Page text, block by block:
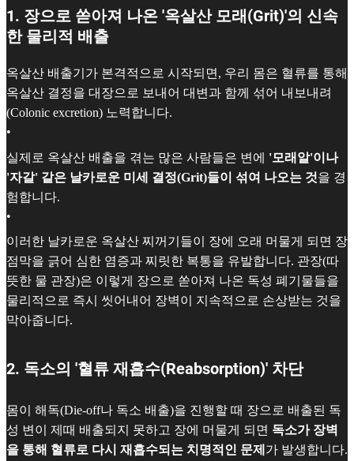
1. 장으로 쏟아져 나온 '옥살산 모래(Grit)'의 신속
한 물리적 배출
옥살산 배출기가 본격적으로 시작되면, 우리 몸은 혈류를 통해
옥살산 결정을 대장으로 보내어 대변과 함께 섞어 내보내려
(Colonic excretion) 노력합니다.
•
실제로 옥살산 배출을 겪는 많은 사람들은 변에 '모래알'이나
'자갈' 같은 날카로운 미세 결정(Grit)들이 섞여 나오는 것을 경
험합니다.
•
이러한 날카로운 옥살산 찌꺼기들이 장에 오래 머물게 되면 장
점막을 긁어 심한 염증과 찌릿한 복통을 유발합니다. 관장(따
뜻한 물 관장)은 이렇게 장으로 쏟아져 나온 독성 폐기물들을
물리적으로 즉시 씻어내어 장벽이 지속적으로 손상받는 것을
막아줍니다.
2. 독소의 '혈류 재흡수(Reabsorption)' 차단
몸이 해독(Die-off나 독소 배출)을 진행할 때 장으로 배출된 독
성 변이 제때 배출되지 못하고 장에 머물게 되면 독소가 장벽
을 통해 혈류로 다시 재흡수되는 치명적인 문제 가 발생합니다.